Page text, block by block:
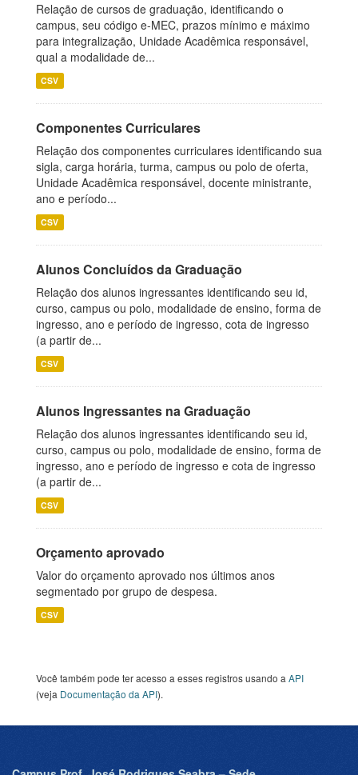
Relação de cursos de graduação, identificando o
campus, seu código e-MEC, prazos mínimo e máximo
para integralização, Unidade Acadêmica responsável,
qual a modalidade de...
CSV
Componentes Curriculares
Relação dos componentes curriculares identificando sua
sigla, carga horária, turma, campus ou polo de oferta,
Unidade Acadêmica responsável, docente ministrante,
ano e período...
CSV
Alunos Concluídos da Graduação
Relação dos alunos ingressantes identificando seu id,
curso, campus ou polo, modalidade de ensino, forma de
ingresso, ano e período de ingresso, cota de ingresso
(a partir de...
CSV
Alunos Ingressantes na Graduação
Relação dos alunos ingressantes identificando seu id,
curso, campus ou polo, modalidade de ensino, forma de
ingresso, ano e período de ingresso e cota de ingresso
(a partir de...
CSV
Orçamento aprovado
Valor do orçamento aprovado nos últimos anos
segmentado por grupo de despesa.
CSV
Você também pode ter acesso a esses registros usando a API
(veja Documentação da API).